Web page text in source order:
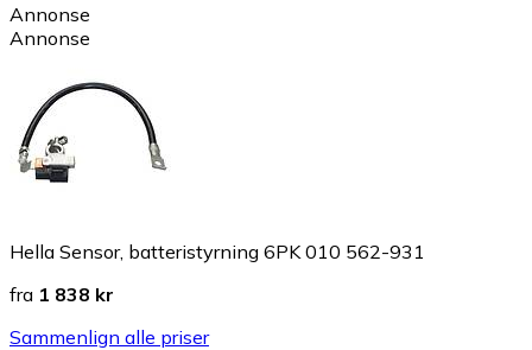
Annonse
Annonse
Hella Sensor, batteristyrning 6PK 010 562-931
fra 1 838 kr
Sammenlign alle priser